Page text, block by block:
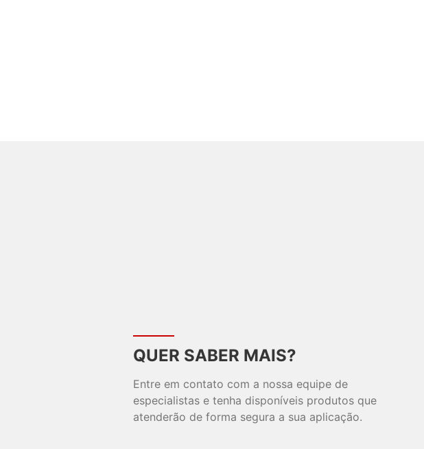
QUER SABER MAIS?
Entre em contato com a nossa equipe de
especialistas e tenha disponíveis produtos que
atenderão de forma segura a sua aplicação.